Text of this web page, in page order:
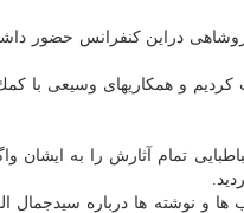
خسروشاهی دراین كنفرانس حضور
كردیم و همكاریهای وسیعی با
تمام آثارش را به ایشان
و نوشته ها درباره سیدجمال